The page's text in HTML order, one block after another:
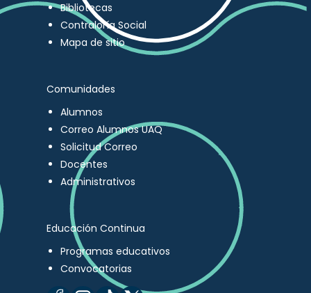
Bibliotecas
Contraloría Social
Mapa de sitio
Comunidades
Alumnos
Correo Alumnos UAQ
Solicitud Correo
Docentes
Administrativos
Educación Continua
Programas educativos
Convocatorias